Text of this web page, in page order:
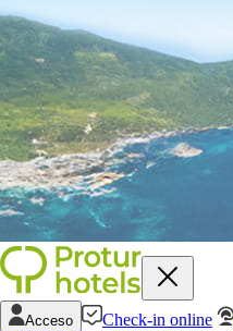
Acceso Check-in online